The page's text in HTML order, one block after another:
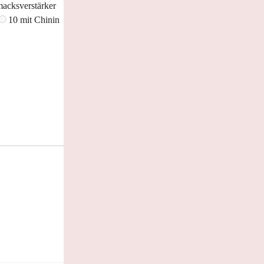
10 mit Chinin